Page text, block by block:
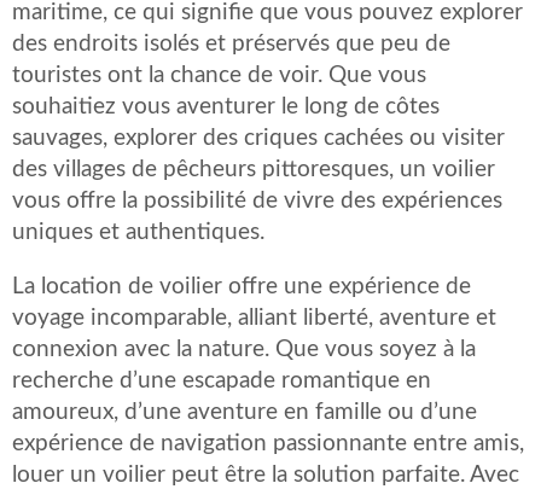
maritime, ce qui signifie que vous pouvez explorer
des endroits isolés et préservés que peu de
touristes ont la chance de voir. Que vous
souhaitiez vous aventurer le long de côtes
sauvages, explorer des criques cachées ou visiter
des villages de pêcheurs pittoresques, un voilier
vous offre la possibilité de vivre des expériences
uniques et authentiques.
La location de voilier offre une expérience de
voyage incomparable, alliant liberté, aventure et
connexion avec la nature. Que vous soyez à la
recherche d’une escapade romantique en
amoureux, d’une aventure en famille ou d’une
expérience de navigation passionnante entre amis,
louer un voilier peut être la solution parfaite. Avec